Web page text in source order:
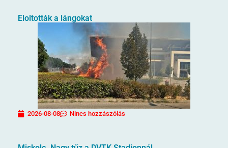
Eloltották a lángokat
2026-08-08 Nincs hozzászólás